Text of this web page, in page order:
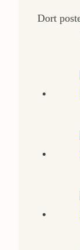
Dort